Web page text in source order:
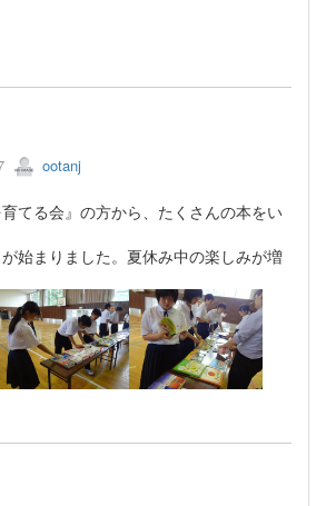
ootanj
育てる会』の方から、たくさんの本をい
始まりました。夏休み中の楽しみが増